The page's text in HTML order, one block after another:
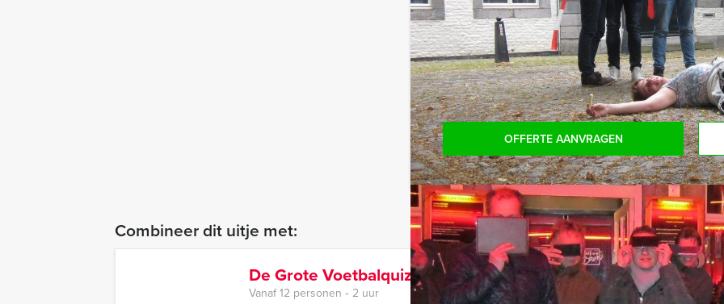
Reservering voor kleinere groepen:
Komt u niet aan het minimale aantal deelnemers
bent voor het minimale aantal te betalen, kunt u
boeken!
OFFERTE AANVRAGEN
Combineer dit uitje met:
De Grote Voetbalquiz in Dordrecht
Vanaf 12 personen ‐ 2 uur